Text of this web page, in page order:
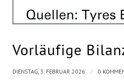
Vorläufige
DIENSTAG, 3. FEBRUAR 2026 / 0